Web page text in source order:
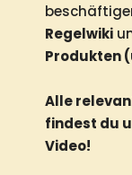
Regelwiki
Produkten
Alle
findest du
Video!